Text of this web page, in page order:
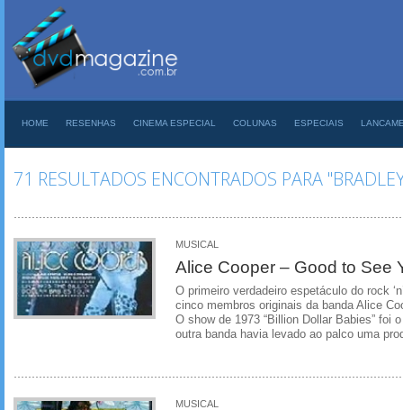
HOME RESENHAS CINEMA ESPECIAL COLUNAS ESPECIAIS
71 RESULTADOS ENCONTRADOS PARA
MUSICAL
Alice Cooper – Good to See
O primeiro verdadeiro espetáculo do rock
cinco membros originais da banda Alice
O show de 1973 “Billion Dollar Babies” foi
outra banda havia levado ao palco uma
MUSICAL